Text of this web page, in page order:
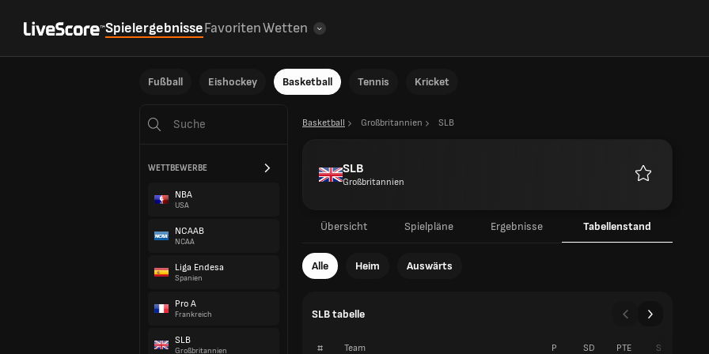
SpielergebnisseFavoritenWetten
Fußball Eishockey Basketball Tennis Kricket
WETTBEWERBE
NBA
USA
NCAAB
NCAA
Liga Endesa
Spanien
Pro A
Frankreich
SLB
Großbritannien
Basketball Großbritannien SLB
SLB
Großbritannien
Übersicht Spielpläne Ergebnisse Tabellenstand
Alle Heim Auswärts
SLB tabelle
# Team P SD PTE S